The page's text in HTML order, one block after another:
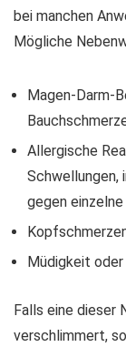
bei manchen
Mögliche
Magen-Darm-
Allergische
Schwellungen,
gegen
Müdigkeit
Falls eine dieser
verschlimmert,